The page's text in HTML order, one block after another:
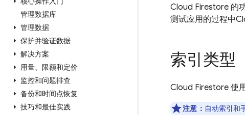
管理数据库
管理数据
保护并验证数据
解决方案
用量、限额和定价
监控和问题排查
备份和时间点恢复
技巧和最佳实践
Cloud Firestore 的
测试应用的过程中
索引类型
Cloud Firestore 使
注意： 自动索引和